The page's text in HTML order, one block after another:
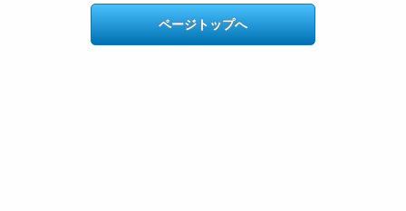
ページトップへ